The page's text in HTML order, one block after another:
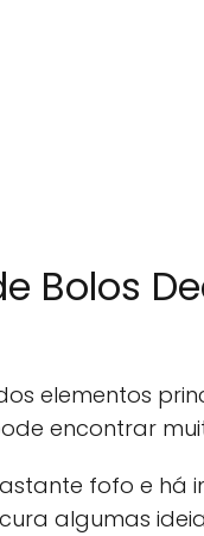
Bolos
elementos
encontrar
fofo e há
algumas